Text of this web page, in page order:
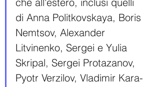
di Anna Politkovskaya, Boris
Nemtsov, Alexander
Litvinenko, Sergei e Yulia
Skripal, Sergei Protazanov,
Pyotr Verzilov, Vladimir Kara-